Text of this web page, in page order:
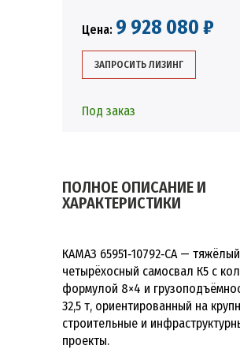
Цена: 9 928 080 ₽
ЗАПРОСИТЬ ЛИЗИНГ
Под заказ
ПОЛНОЕ ОПИСАНИЕ И
ХАРАКТЕРИСТИКИ
КАМАЗ 65951‑10792‑CA — тяжёлый
четырёхосный самосвал К5 с
формулой 8×4 и
32,5 т, ориентированный на
строительные и
проекты.